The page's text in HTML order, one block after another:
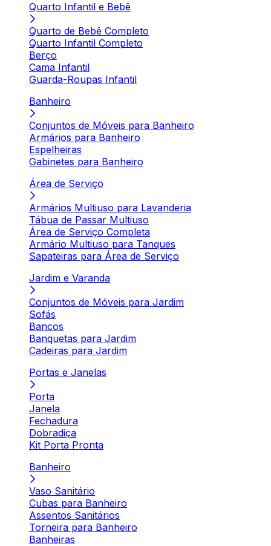
Quarto Infantil e Bebê
Quarto de Bebê Completo
Quarto Infantil Completo
Berço
Cama Infantil
Guarda-Roupas Infantil
Banheiro
Conjuntos de Móveis para Banheiro
Armários para Banheiro
Espelheiras
Gabinetes para Banheiro
Área de Serviço
Armários Multiuso para Lavanderia
Tábua de Passar Multiuso
Área de Serviço Completa
Armário Multiuso para Tanques
Sapateiras para Área de Serviço
Jardim e Varanda
Conjuntos de Móveis para Jardim
Sofás
Bancos
Banquetas para Jardim
Cadeiras para Jardim
Portas e Janelas
Porta
Janela
Fechadura
Dobradiça
Kit Porta Pronta
Banheiro
Vaso Sanitário
Cubas para Banheiro
Assentos Sanitários
Torneira para Banheiro
Banheiras